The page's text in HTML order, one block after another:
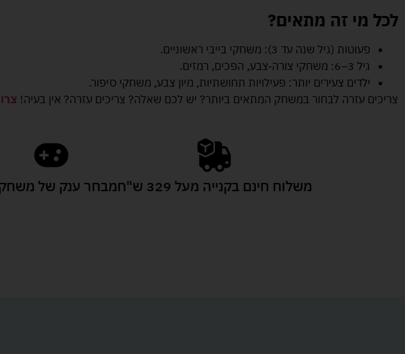
לכל מי זה מתאים?
פעוטות (גיל שנה עד 3): משחקי בייבי ראשוניים.
גיל 3–6: משחקי צורה‑צבע, הפכים, רמזים.
ילדים צעירים יותר: פעילויות תחושתיות, מיון צבע, משחקי סיפור.
צריכים עזרה לבחור במשחק המתאים ביותר? יש לכם שאלה? צריכים עזרה? אין בעיה!
משלוח חינם בקנייה מעל 329 ש"ח מבחר ענק של